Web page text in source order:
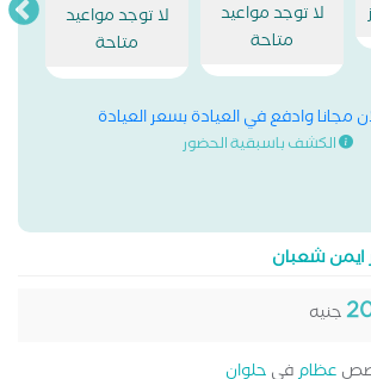
لا توجد مواعيد
متاحة
لا توجد مواعيد
متاحة
مجانا وادفع في العيادة بسعر العيادة
الكشف باسبقية الحضور
ايمن شعبان
جنيه
عظامفي حلوان